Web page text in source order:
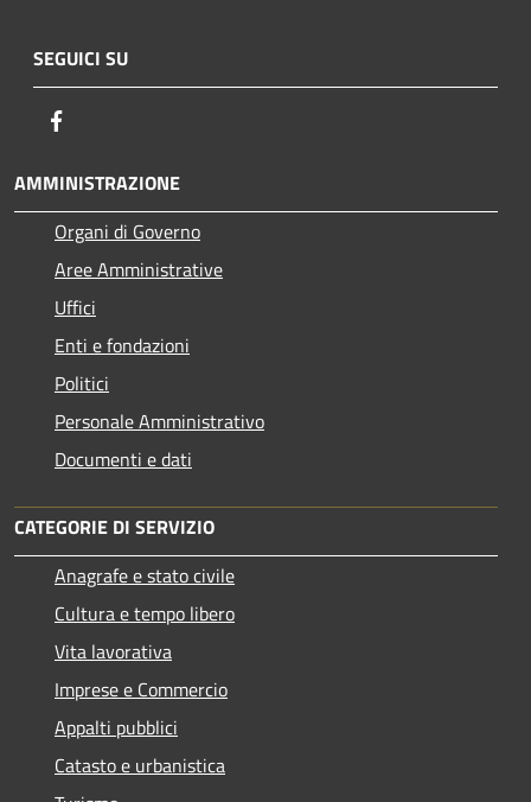
SEGUICI SU
AMMINISTRAZIONE
Organi di Governo
Aree Amministrative
Uffici
Enti e fondazioni
Politici
Personale Amministrativo
Documenti e dati
CATEGORIE DI SERVIZIO
Anagrafe e stato civile
Cultura e tempo libero
Vita lavorativa
Imprese e Commercio
Appalti pubblici
Catasto e urbanistica